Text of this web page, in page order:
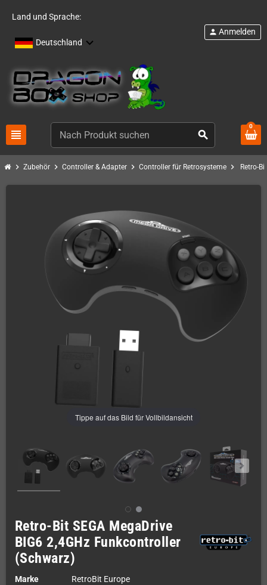
Land und Sprache:
Deutschland
view_headline search
person Anmelden
0
chevron_right Zubehör chevron_right Controller & Adapter chevron_right Controller für Retrosysteme chevron_right Retro-
Tippe auf das Bild für Vollbildansicht
Retro-Bit SEGA MegaDrive
BIG6 2,4GHz Funkcontroller
(Schwarz)
Marke
RetroBit Europe